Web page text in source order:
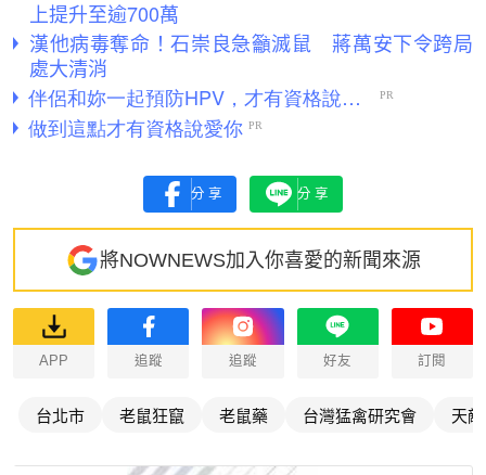
上提升至逾700萬
漢他病毒奪命！石崇良急籲滅鼠 蔣萬安下令跨局
處大清消
分享 分享
將NOWNEWS加入你喜愛的新聞來源
APP 追蹤 追蹤 好友 訂閱
台北市 老鼠狂竄 老鼠藥 台灣猛禽研究會 天